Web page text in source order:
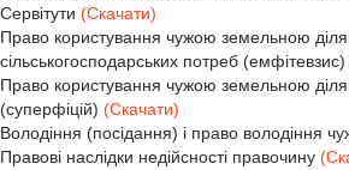
Сервітути (Скачати)
Право користування чужою земельною
сільськогосподарських потреб (емфітевзис)
Право користування чужою земельною
(суперфіцій) (Скачати)
Володіння (посідання) і право володіння
Правові наслідки недійсності правочину